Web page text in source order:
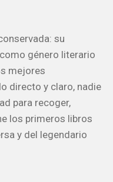
su
género literario
mejores
directo y claro, nadie
para recoger,
los primeros libros
y del legendario